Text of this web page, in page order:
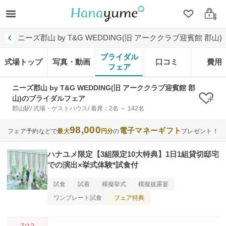
クリップ
ログ
ニーズ郡山 by T&G WEDDING(旧 アーククラブ迎賓館 郡山)
式場トップ 写真・動画
ブライダル
フェア
口コミ 費用
ニーズ郡山 by T&G WEDDING(旧 アーククラブ迎賓館 郡
山)のブライダルフェア
郡山駅/ 式場・ゲストハウス/ 着席：2名 ～ 142名 ク
フェア予約などで最大98,000 円分の電子マネーギフト プレゼント！
ハナユメ限定【3組限定10大特典】1日1組貸切邸宅
での演出×挙式体験*試食付
試食 試着 模擬挙式
模擬披露宴
ワンプレート試食
フェア特典